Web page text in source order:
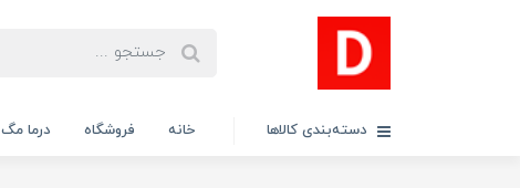
دسته‌بندی کالاها خانه فروشگاه درما مگ